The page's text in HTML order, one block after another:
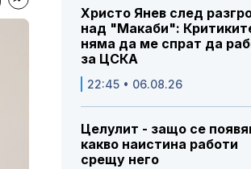
Христо Янев след
над "Макаби":
няма да ме спрат да
за ЦСКА
22:45 • 06.08.26
Целулит - защо се
какво наистина работи
срещу него